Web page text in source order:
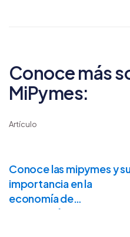
Conoce más
MiPymes:
Artículo
Conoce las mipymes y
importancia en la
economía de
Latinoamérica